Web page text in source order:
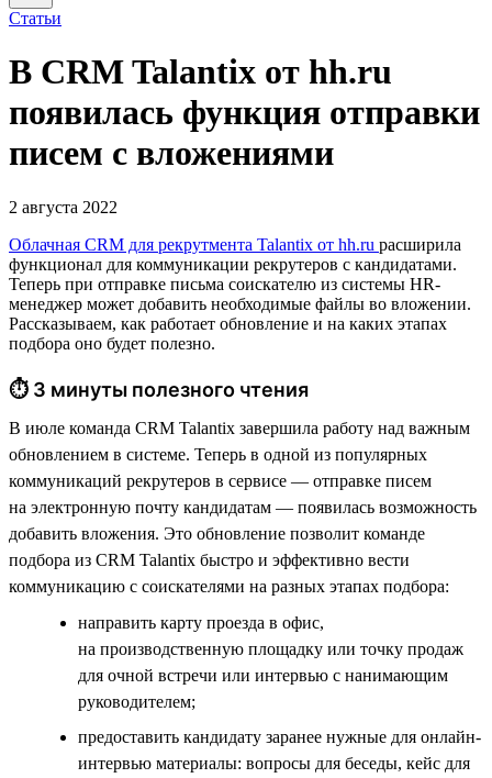
Статьи
В CRM Talantix от hh.ru
появилась функция отправки
писем с вложениями
2 августа 2022
Облачная CRM для рекрутмента Talantix от hh.ru расширила
функционал для коммуникации рекрутеров с кандидатами.
Теперь при отправке письма соискателю из системы HR-
менеджер может добавить необходимые файлы во вложении.
Рассказываем, как работает обновление и на каких этапах
подбора оно будет полезно.
⏱ 3 минуты полезного чтения
В июле команда CRM Talantix завершила работу над важным
обновлением в системе. Теперь в одной из популярных
коммуникаций рекрутеров в сервисе — отправке писем
на электронную почту кандидатам — появилась возможность
добавить вложения. Это обновление позволит команде
подбора из CRM Talantix быстро и эффективно вести
коммуникацию с соискателями на разных этапах подбора:
направить карту проезда в офис,
на производственную площадку или точку продаж
для очной встречи или интервью с нанимающим
руководителем;
предоставить кандидату заранее нужные для онлайн-
интервью материалы: вопросы для беседы, кейс для